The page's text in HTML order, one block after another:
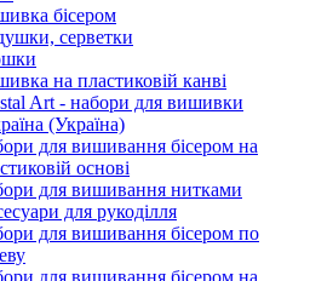
бісером
серветки
на пластиковій канві
Art - набори для вишивки
(Україна)
для вишивання бісером на
основі
для вишивання нитками
для рукоділля
для вишивання бісером по
для вишивання бісером на